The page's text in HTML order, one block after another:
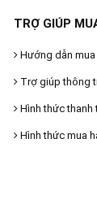
TRỢ GIÚP
Hướng dẫn
Trợ giúp thông
Hình thức thanh
Hình thức mua